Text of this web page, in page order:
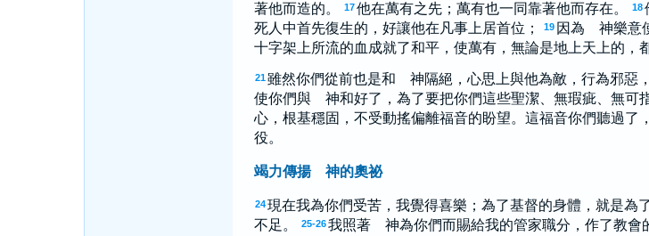
著他而造的。
17 他在萬有之先；萬有也一同靠著他而存在。 18
死人中首先復生的，好讓他在凡事上居首位；
19 因為 神樂意
十字架上所流的血成就了和平，使萬有，無論是地上天上的，
21 雖然你們從前也是和 神隔絕，心思上與他為敵，行為邪惡，
使你們與 神和好了，為了要把你們這些聖潔、無瑕疵、無可
心，根基穩固，不受動搖偏離福音的盼望。這福音你們聽過了
役。
竭力傳揚 神的奧祕
24 現在我為你們受苦，我覺得喜樂；為了基督的身體，就是為
不足。
25-26 我照著 神為你們而賜給我的管家職分，作了教